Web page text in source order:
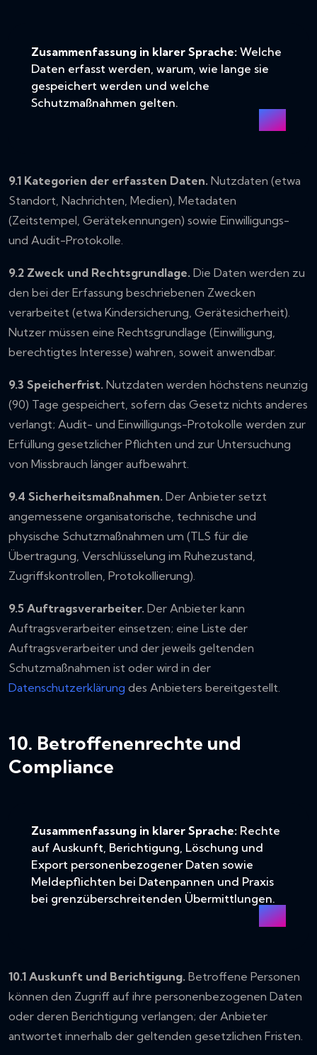
Zusammenfassung in klarer Sprache: Welche
Daten erfasst werden, warum, wie lange sie
gespeichert werden und welche
Schutzmaßnahmen gelten.
9.1 Kategorien der erfassten Daten. Nutzdaten (etwa
Standort, Nachrichten, Medien), Metadaten
(Zeitstempel, Gerätekennungen) sowie Einwilligungs-
und Audit-Protokolle.
9.2 Zweck und Rechtsgrundlage. Die Daten werden zu
den bei der Erfassung beschriebenen Zwecken
verarbeitet (etwa Kindersicherung, Gerätesicherheit).
Nutzer müssen eine Rechtsgrundlage (Einwilligung,
berechtigtes Interesse) wahren, soweit anwendbar.
9.3 Speicherfrist. Nutzdaten werden höchstens neunzig
(90) Tage gespeichert, sofern das Gesetz nichts anderes
verlangt; Audit- und Einwilligungs-Protokolle werden zur
Erfüllung gesetzlicher Pflichten und zur Untersuchung
von Missbrauch länger aufbewahrt.
9.4 Sicherheitsmaßnahmen. Der Anbieter setzt
angemessene organisatorische, technische und
physische Schutzmaßnahmen um (TLS für die
Übertragung, Verschlüsselung im Ruhezustand,
Zugriffskontrollen, Protokollierung).
9.5 Auftragsverarbeiter. Der Anbieter kann
Auftragsverarbeiter einsetzen; eine Liste der
Auftragsverarbeiter und der jeweils geltenden
Schutzmaßnahmen ist oder wird in der
Datenschutzerklärung des Anbieters bereitgestellt.
10. Betroffenenrechte und
Compliance
Zusammenfassung in klarer Sprache: Rechte
auf Auskunft, Berichtigung, Löschung und
Export personenbezogener Daten sowie
Meldepflichten bei Datenpannen und Praxis
bei grenzüberschreitenden Übermittlungen.
10.1 Auskunft und Berichtigung. Betroffene Personen
können den Zugriff auf ihre personenbezogenen Daten
oder deren Berichtigung verlangen; der Anbieter
antwortet innerhalb der geltenden gesetzlichen Fristen.